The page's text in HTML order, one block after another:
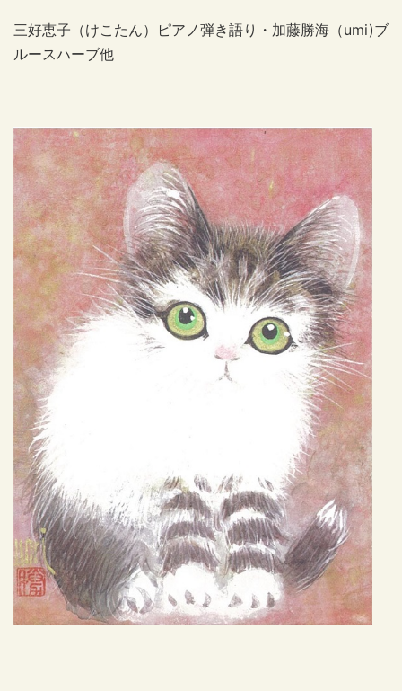
三好恵子（けこたん）ピアノ弾き語り・加藤勝海（umi)ブ
ルースハーブ他